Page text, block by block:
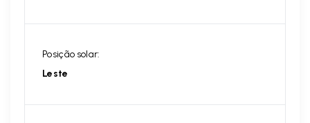
Posição solar:
Leste